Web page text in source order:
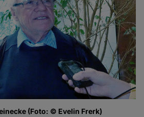
(Foto: © Evelin Frerk)